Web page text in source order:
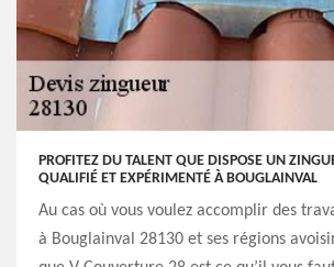
PROFITEZ DU TALENT QUE DISPOSE UN
QUALIFIÉ ET EXPÉRIMENTÉ À BOUGLAINVAL
Au cas où vous voulez accomplir des
à Bouglainval 28130 et ses régions